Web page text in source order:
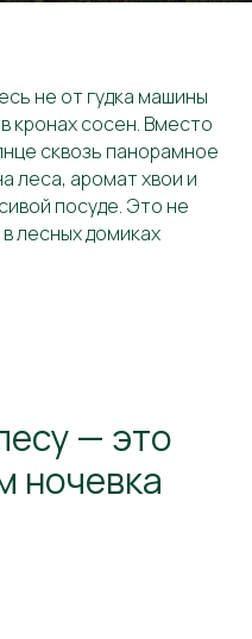
не от гудка машины
кронах сосен. Вместо
сквозь панорамное
леса, аромат хвои и
посуде. Это не
лесных домиках
— это
ночевка